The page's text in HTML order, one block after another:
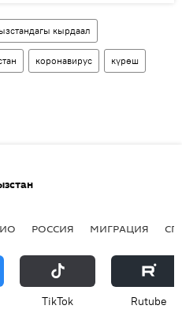
кырдаал
коронавирус күрөш
РОССИЯ МИГРАЦИЯ
ТikТоk Rutube